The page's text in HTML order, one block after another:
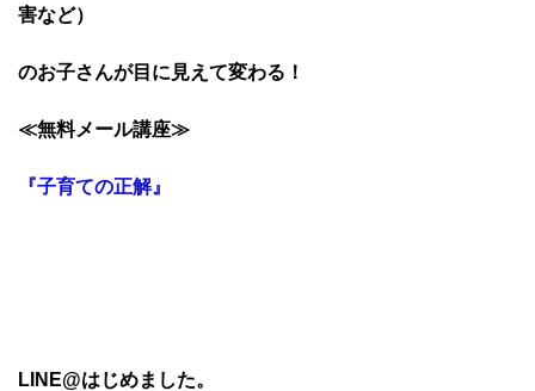
害など）
のお子さんが目に見えて変わる！
≪無料メール講座≫
『子育ての正解』
LINE@はじめました。